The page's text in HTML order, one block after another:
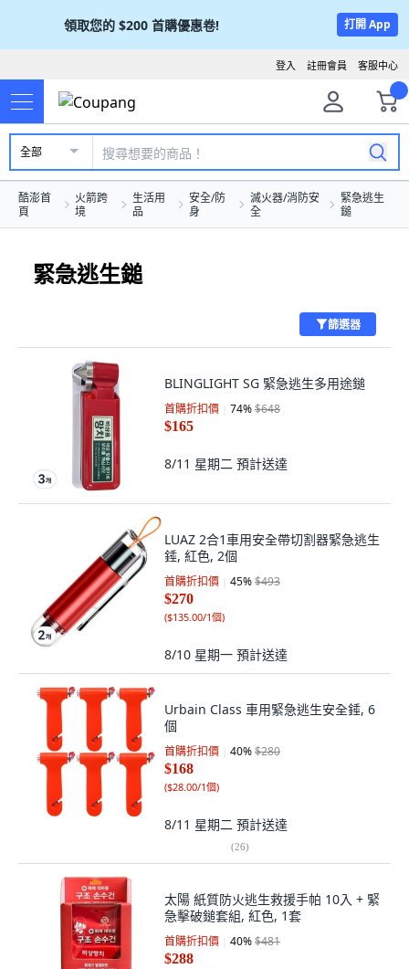
領取您的 $200 首購優惠卷! 打開 App
客服中心
註冊會員
登入
全部
酷澎首
頁
火箭跨
境
生活用
品
安全/防
身
滅火器/消防安
全
緊急逃生
鎚
緊急逃生鎚
篩選器
BLINGLIGHT SG 緊急逃生多用途鎚
首購折扣價 74%$648
$165
8/11 星期二 預計送達
LUAZ 2合1車用安全帶切割器緊急逃生
錘, 紅色, 2個
首購折扣價 45%$493
$270
($135.00/1個)
8/10 星期一 預計送達
Urbain Class 車用緊急逃生安全錘, 6
個
首購折扣價 40%$280
$168
($28.00/1個)
8/11 星期二 預計送達
(26)
太陽 紙質防火逃生救援手帕 10入 + 緊
急擊破鎚套組, 紅色, 1套
首購折扣價 40%$481
$288